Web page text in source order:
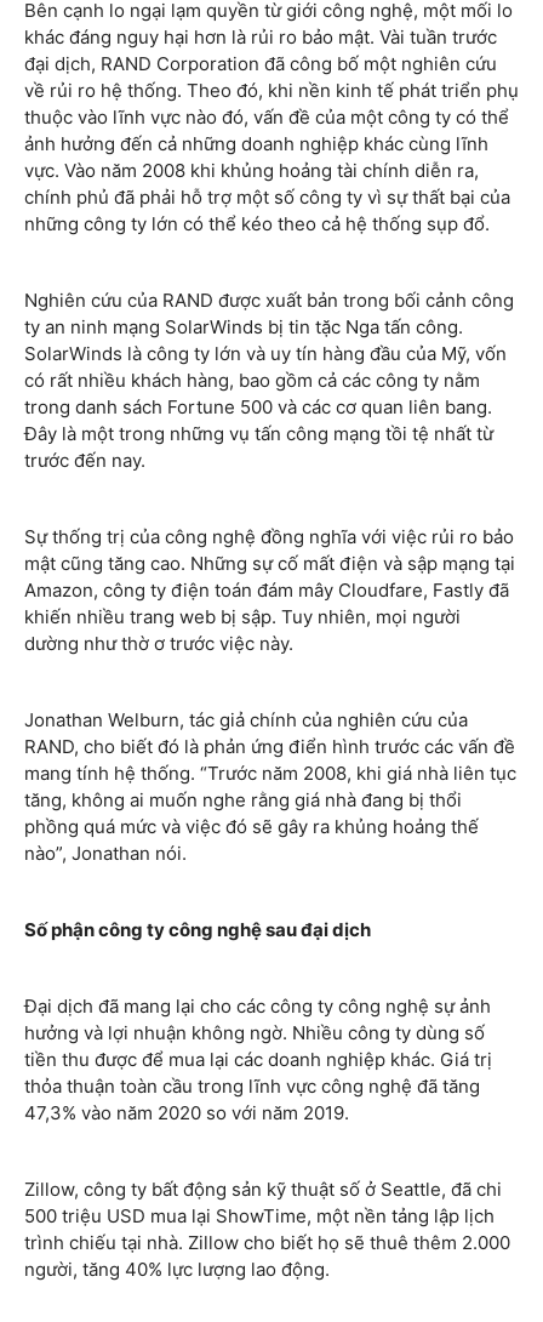
Bên cạnh lo ngại lạm quyền từ giới công nghệ, một mối lo
khác đáng nguy hại hơn là rủi ro bảo mật. Vài tuần trước
đại dịch, RAND Corporation đã công bố một nghiên cứu
về rủi ro hệ thống. Theo đó, khi nền kinh tế phát triển phụ
thuộc vào lĩnh vực nào đó, vấn đề của một công ty có thể
ảnh hưởng đến cả những doanh nghiệp khác cùng lĩnh
vực. Vào năm 2008 khi khủng hoảng tài chính diễn ra,
chính phủ đã phải hỗ trợ một số công ty vì sự thất bại của
những công ty lớn có thể kéo theo cả hệ thống sụp đổ.
Nghiên cứu của RAND được xuất bản trong bối cảnh công
ty an ninh mạng SolarWinds bị tin tặc Nga tấn công.
SolarWinds là công ty lớn và uy tín hàng đầu của Mỹ, vốn
có rất nhiều khách hàng, bao gồm cả các công ty nằm
trong danh sách Fortune 500 và các cơ quan liên bang.
Đây là một trong những vụ tấn công mạng tồi tệ nhất từ
trước đến nay.
Sự thống trị của công nghệ đồng nghĩa với việc rủi ro bảo
mật cũng tăng cao. Những sự cố mất điện và sập mạng tại
Amazon, công ty điện toán đám mây Cloudfare, Fastly đã
khiến nhiều trang web bị sập. Tuy nhiên, mọi người
dường như thờ ơ trước việc này.
Jonathan Welburn, tác giả chính của nghiên cứu của
RAND, cho biết đó là phản ứng điển hình trước các vấn đề
mang tính hệ thống. “Trước năm 2008, khi giá nhà liên tục
tăng, không ai muốn nghe rằng giá nhà đang bị thổi
phồng quá mức và việc đó sẽ gây ra khủng hoảng thế
nào”, Jonathan nói.
Số phận công ty công nghệ sau đại dịch
Đại dịch đã mang lại cho các công ty công nghệ sự ảnh
hưởng và lợi nhuận không ngờ. Nhiều công ty dùng số
tiền thu được để mua lại các doanh nghiệp khác. Giá trị
thỏa thuận toàn cầu trong lĩnh vực công nghệ đã tăng
47,3% vào năm 2020 so với năm 2019.
Zillow, công ty bất động sản kỹ thuật số ở Seattle, đã chi
500 triệu USD mua lại ShowTime, một nền tảng lập lịch
trình chiếu tại nhà. Zillow cho biết họ sẽ thuê thêm 2.000
người, tăng 40% lực lượng lao động.